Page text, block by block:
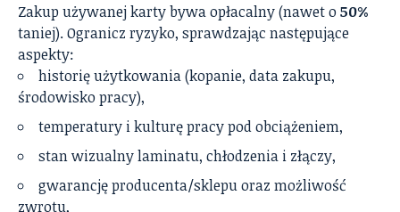
Zakup używanej karty bywa opłacalny (nawet o 50%
taniej). Ogranicz ryzyko, sprawdzając następujące
aspekty:
historię użytkowania (kopanie, data zakupu,
środowisko pracy),
temperatury i kulturę pracy pod obciążeniem,
stan wizualny laminatu, chłodzenia i złączy,
gwarancję producenta/sklepu oraz możliwość
zwrotu,